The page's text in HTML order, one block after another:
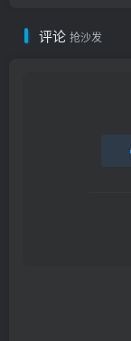
评论 抢沙发